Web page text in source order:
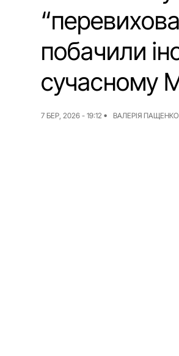
побачили
сучасному
7 БЕР, 2026 - 19:12 ВАЛЕРІЯ ПАЩЕНКО